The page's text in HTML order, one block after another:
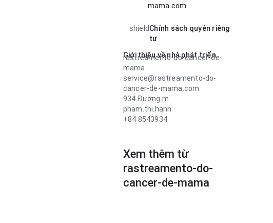
mama.com
shieldChính sách quyền riêng
tư
Giới thiệu về nhà phát triển
rastreamento-do-cancer-de-
mama
service@rastreamento-do-
cancer-de-mama.com
934 Đường m
pham.thi.hanh
+84 8543934
Xem thêm từ
rastreamento-do-
cancer-de-mama